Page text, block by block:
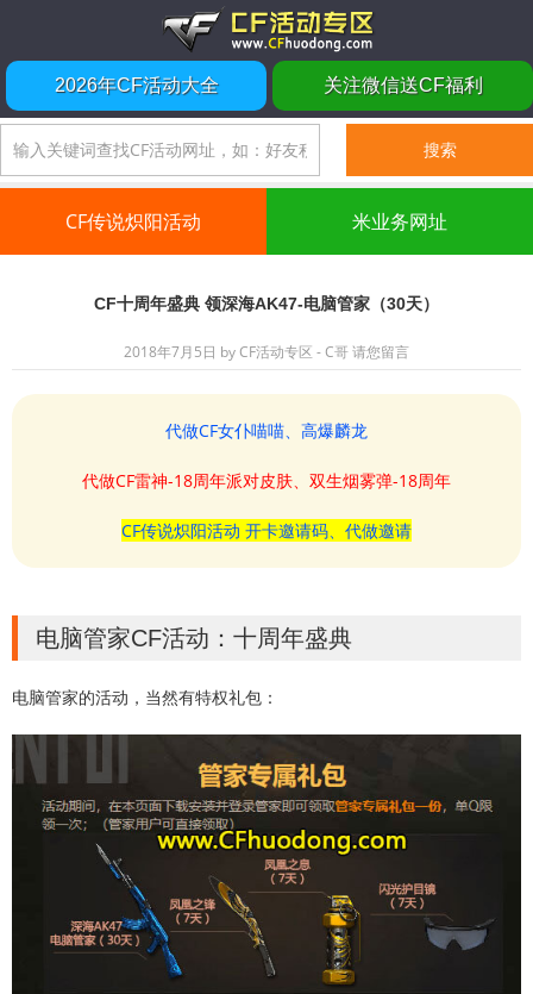
2026年CF活动大全 关注微信送CF福利
CF传说炽阳活动 米业务网址
CF十周年盛典 领深海AK47-电脑管家（30天）
2018年7月5日 byCF活动专区 - C哥请您留言
代做CF女仆喵喵、高爆麟龙
代做CF雷神-18周年派对皮肤、双生烟雾弹-18周年
CF传说炽阳活动 开卡邀请码、代做邀请
电脑管家CF活动：十周年盛典
电脑管家的活动，当然有特权礼包：